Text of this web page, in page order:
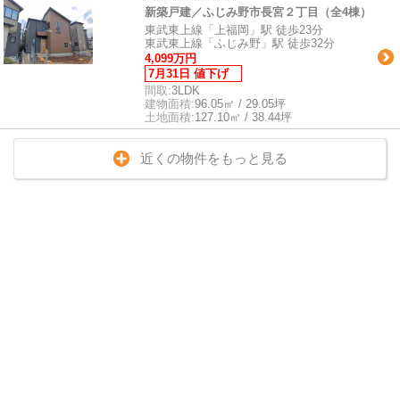
新築戸建／ふじみ野市長宮２丁目（全4棟）
東武東上線「上福岡」駅 徒歩23分
東武東上線「ふじみ野」駅 徒歩32分
4,099万円
7月31日 値下げ
間取:3LDK
建物面積:96.05㎡ / 29.05坪
土地面積:127.10㎡ / 38.44坪
近くの物件をもっと見る